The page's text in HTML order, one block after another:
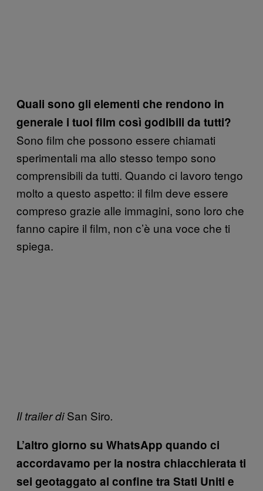
Quali sono gli elementi che rendono in
generale i tuoi film così godibili da tutti?
Sono film che possono essere chiamati
sperimentali ma allo stesso tempo sono
comprensibili da tutti. Quando ci lavoro tengo
molto a questo aspetto: il film deve essere
compreso grazie alle immagini, sono loro che
fanno capire il film, non c’è una voce che ti
spiega.
Il trailer diSan Siro.
L’altro giorno su WhatsApp quando ci
accordavamo per la nostra chiacchierata ti
sei geotaggato al confine tra Stati Uniti e